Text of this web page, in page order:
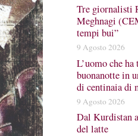
Tre giornalisti
Meghnagi
tempi bui”
9 Agosto 2026
L’uomo che
buonanotte in
di centinaia di
9 Agosto 2026
Dal Kurdistan
del latte